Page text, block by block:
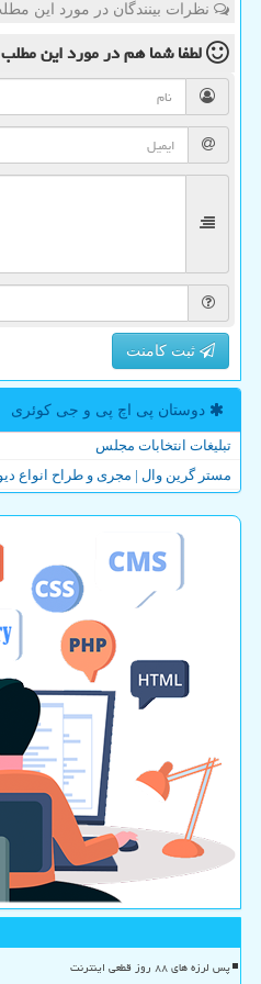
نظرات بینندگان در مورد این
لطفا شما همدر مورد این مطلب
ثبت کامنت
دوستان پی اچ پی و جی كوئری
تبلیغات انتخابات مجلس
مستر گرین وال | مجری و طراح انواع
پس لرزه های ۸۸ روز قطعی اینترنت